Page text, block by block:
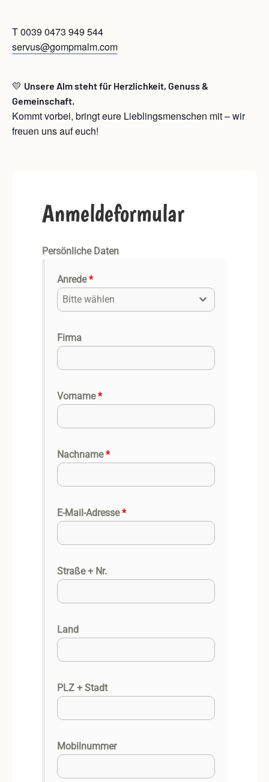
T 0039 0473 949 544
servus@gompmalm.com
💛 Unsere Alm steht für Herzlichkeit, Genuss &
Gemeinschaft.
Kommt vorbei, bringt eure Lieblingsmenschen mit – wir
freuen uns auf euch!
Anmeldeformular
Persönliche Daten
Anrede*
Bitte wählen
Firma
Vorname*
Nachname*
E-Mail-Adresse*
Straße + Nr.
Land
PLZ + Stadt
Mobilnummer